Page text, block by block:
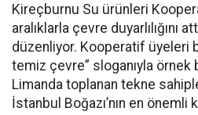
Kireçburnu Su ürünleri
aralıklarla çevre duyarlılığını
düzenliyor. Kooperatif üyeleri
temiz çevre” sloganıyla örnek
Limanda toplanan tekne
İstanbul Boğazı’nın en önemli